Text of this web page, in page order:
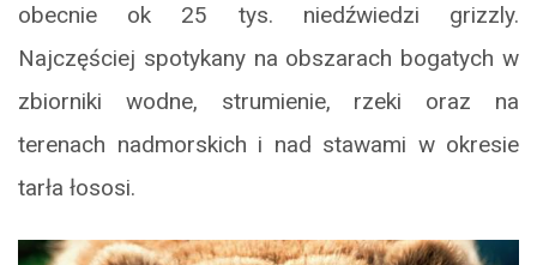
obecnie ok 25 tys. niedźwiedzi grizzly.
Najczęściej spotykany na obszarach bogatych w
zbiorniki wodne, strumienie, rzeki oraz na
terenach nadmorskich i nad stawami w okresie
tarła łososi.